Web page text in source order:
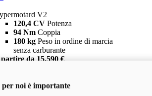
V2
120,4 CV Potenza
94 Nm Coppia
180 kg Peso in ordine di marcia
senza carburante
da 15.590 €
SPnoi è importante